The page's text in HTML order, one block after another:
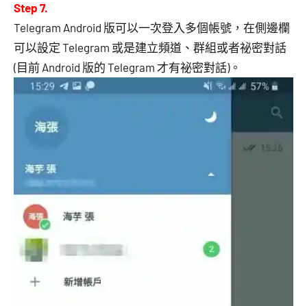
Step 7.
Telegram Android 版可以一次登入多個帳號，在側邊欄
可以設定 Telegram 或是建立頻道、群組或者祕密對話
(目前 Android 版的 Telegram 才有祕密對話)。